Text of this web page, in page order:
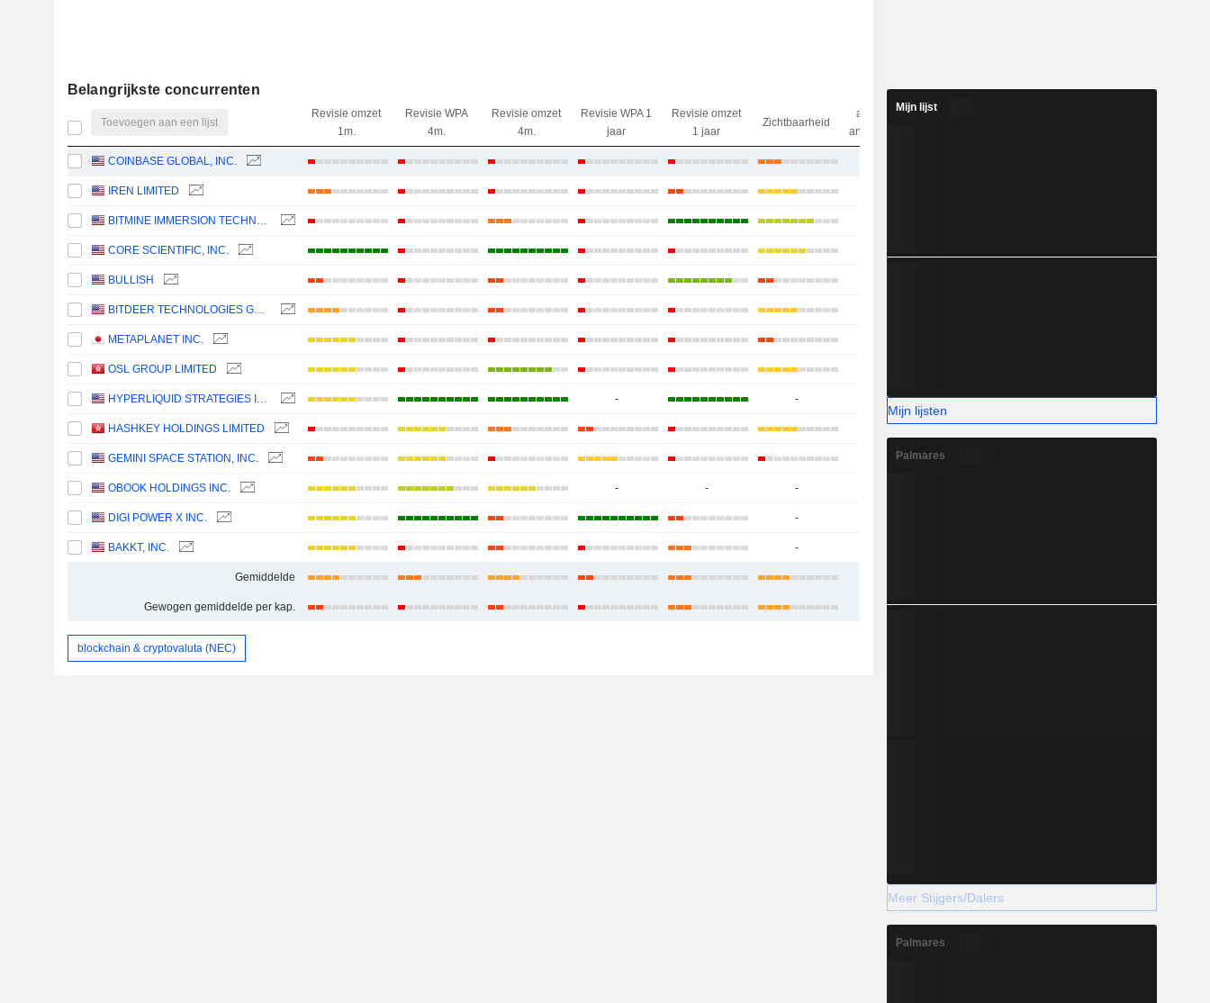
Belangrijkste concurrenten
Toevoegen aan een lijst
Revisie omzet
1m.
Revisie WPA
4m.
Revisie omzet
4m.
Revisie WPA 1
jaar
Revisie omzet
1 jaar
Zichtbaarheid
aantal
analisten
COINBASE GLOBAL, INC.
IREN LIMITED
BITMINE IMMERSION TECHNOLOGIES, INC.
CORE SCIENTIFIC, INC.
BULLISH
BITDEER TECHNOLOGIES GROUP
METAPLANET INC.
OSL GROUP LIMITED
HYPERLIQUID STRATEGIES INC. - -
HASHKEY HOLDINGS LIMITED
GEMINI SPACE STATION, INC.
OBOOK HOLDINGS INC. - - -
DIGI POWER X INC. -
BAKKT, INC. -
Gemiddelde
Gewogen gemiddelde per kap.
blockchain & cryptovaluta (NEC)
Mijn lijst
Mijn lijsten
Palmares
Meer Stijgers/Dalers
Palmares